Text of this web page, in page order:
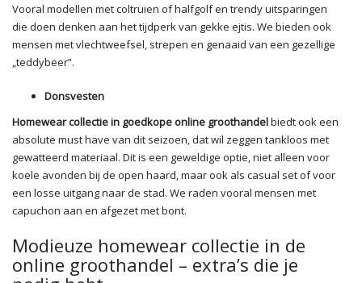
Vooral modellen met coltruien of halfgolf en trendy uitsparingen
die doen denken aan het tijdperk van gekke ejtis. We bieden ook
mensen met vlechtweefsel, strepen en genaaid van een gezellige
„teddybeer”.
Donsvesten
Homewear collectie in goedkope online groothandelbiedt ook een
absolute must have van dit seizoen, dat wil zeggen tankloos met
gewatteerd materiaal. Dit is een geweldige optie, niet alleen voor
koele avonden bij de open haard, maar ook als casual set of voor
een losse uitgang naar de stad. We raden vooral mensen met
capuchon aan en afgezet met bont.
Modieuze homewear collectie in de
online groothandel – extra’s die je